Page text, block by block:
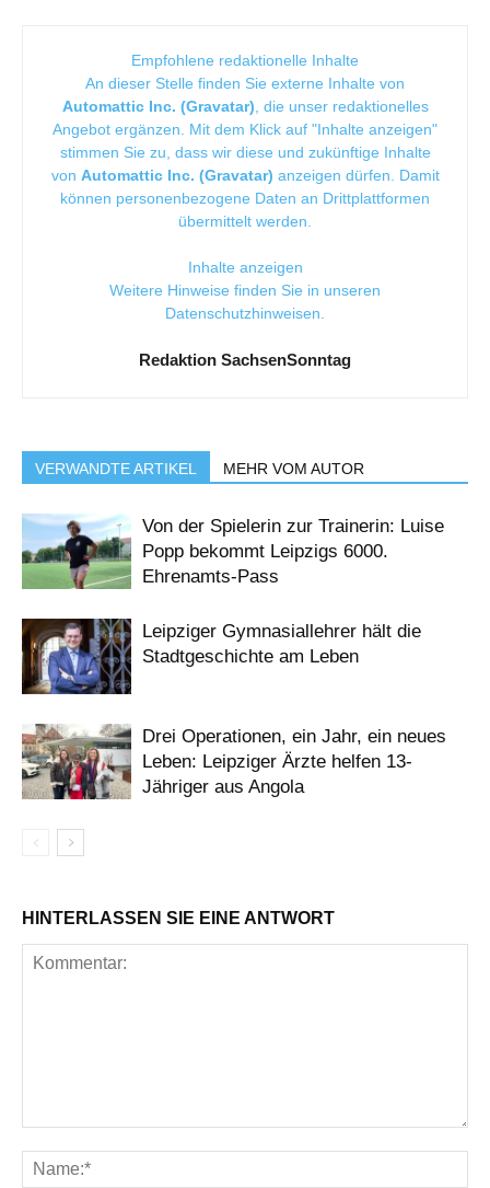
Empfohlene redaktionelle Inhalte
An dieser Stelle finden Sie externe Inhalte von
Automattic Inc. (Gravatar) , die unser redaktionelles
Angebot ergänzen. Mit dem Klick auf "Inhalte anzeigen"
stimmen Sie zu, dass wir diese und zukünftige Inhalte
von Automattic Inc. (Gravatar) anzeigen dürfen. Damit
können personenbezogene Daten an Drittplattformen
übermittelt werden.
Inhalte anzeigen
Weitere Hinweise finden Sie in unseren
Datenschutzhinweisen
Redaktion SachsenSonntag
VERWANDTE ARTIKEL MEHR VOM AUTOR
Von der Spielerin zur Trainerin: Luise
Popp bekommt Leipzigs 6000.
Ehrenamts-Pass
Leipziger Gymnasiallehrer hält die
Stadtgeschichte am Leben
Drei Operationen, ein Jahr, ein neues
Leben: Leipziger Ärzte helfen 13-
Jähriger aus Angola
HINTERLASSEN SIE EINE ANTWORT